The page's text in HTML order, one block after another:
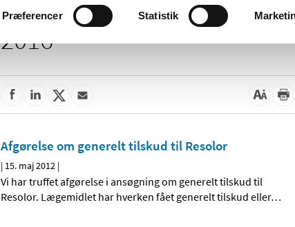
Præferencer Statistik
2016
Afgørelse om generelt tilskud til Resolor
| 15. maj 2012 |
Vi har truffet afgørelse i ansøgning om generelt tilskud til
Resolor. Lægemidlet har hverken fået generelt tilskud eller…